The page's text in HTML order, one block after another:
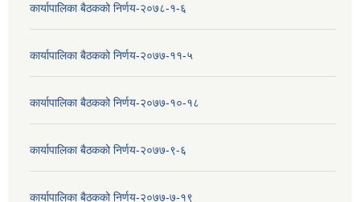
कार्यापालिका बैठकको निर्णय-२०७८-१-६
कार्यापालिका बैठकको निर्णय-२०७७-११-५
कार्यापालिका बैठकको निर्णय-२०७७-१०-१८
कार्यापालिका बैठकको निर्णय-२०७७-९-६
कार्यापालिका बैठकको निर्णय-२०७७-७-१९